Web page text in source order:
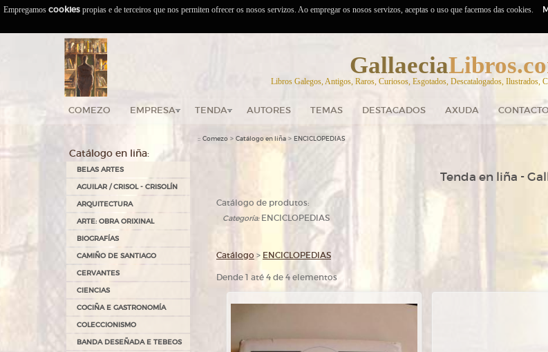
Gallaecia
Libros Galegos, Antigos, Raros, Curiosos, Esgotados, Descatalogados, Ilustrados,
COMEZO EMPRESA TENDA AUTORES TEMAS DESTACADOS AXUDA CONTACTO
Catálogo en liña:
BELAS ARTES
AGUILAR / CRISOL - CRISOLÍN
ARQUITECTURA
ARTE: OBRA ORIXINAL
BIOGRAFÍAS
CAMIÑO DE SANTIAGO
CERVANTES
CIENCIAS
COCIÑA E GASTRONOMÍA
COLECCIONISMO
BANDA DESEÑADA E TEBEOS
:: Comezo > Catálogo en liña > ENCICLOPEDIAS
Tenda en liña -
Catálogo de produtos:
Categoría:ENCICLOPEDIAS
Catálogo > ENCICLOPEDIAS
Dende 1 até 4 de 4 elementos
Empregamos cookies propias e de terceiros que nos permiten ofrecer os nosos servizos. Ao empregar os nosos servizos, aceptas o uso que facemos das cookies.